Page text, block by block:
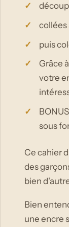
collées
puis
Grâce
votre
sous
Ce cahier
des
bien
Bien
une encre